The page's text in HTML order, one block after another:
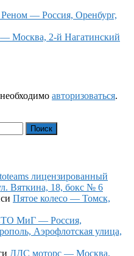
Реном — Россия, Оренбург,
Москва, 2-й Нагатинский
авторизоваться.
Поиск
лицензированный
Вяткина, 18, бокс № 6
Пятое колесо — Томск,
МиГ — Россия,
Аэрофлотская улица,
ДДС моторс — Москва,